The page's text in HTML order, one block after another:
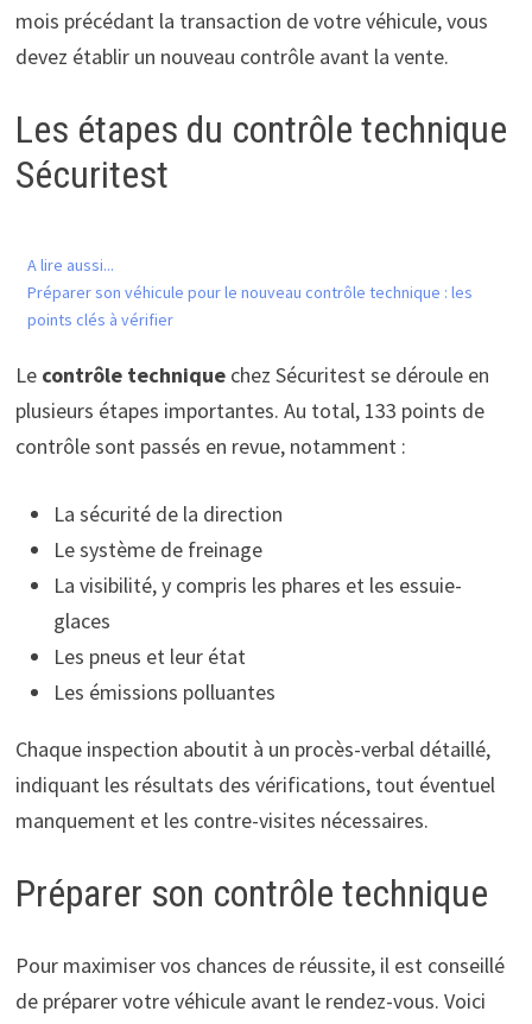
mois précédant la transaction de votre véhicule, vous
devez établir un nouveau contrôle avant la vente.
Les étapes du contrôle technique
Sécuritest
A lire aussi...
Préparer son véhicule pour le nouveau contrôle technique : les
points clés à vérifier
Le contrôle techniquechez Sécuritest se déroule en
plusieurs étapes importantes. Au total, 133 points de
contrôle sont passés en revue, notamment :
La sécurité de la direction
Le système de freinage
La visibilité, y compris les phares et les essuie-
glaces
Les pneus et leur état
Les émissions polluantes
Chaque inspection aboutit à un procès-verbal détaillé,
indiquant les résultats des vérifications, tout éventuel
manquement et les contre-visites nécessaires.
Préparer son contrôle technique
Pour maximiser vos chances de réussite, il est conseillé
de préparer votre véhicule avant le rendez-vous. Voici